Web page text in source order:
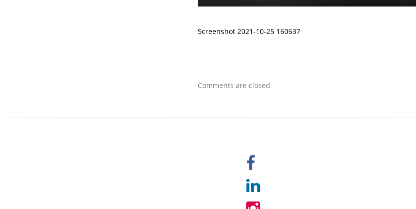
Screenshot 2021-10-25 160637
Comments are closed